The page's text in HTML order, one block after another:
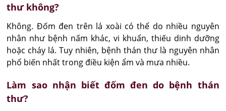
thư không?
Không. Đốm đen trên lá xoài có thể do nhiều nguyên
nhân như bệnh nấm khác, vi khuẩn, thiếu dinh dưỡng
hoặc cháy lá. Tuy nhiên, bệnh thán thư là nguyên nhân
phổ biến nhất trong điều kiện ẩm và mưa nhiều.
Làm sao nhận biết đốm đen do bệnh thán
thư?